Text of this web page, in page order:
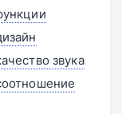
звука